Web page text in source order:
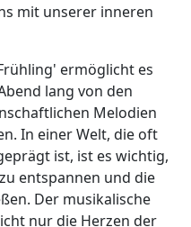
mit unserer inneren
ermöglicht es
lang von den
Melodien
In einer Welt, die oft
ist, ist es wichtig,
entspannen und die
Der musikalische
nur die Herzen der